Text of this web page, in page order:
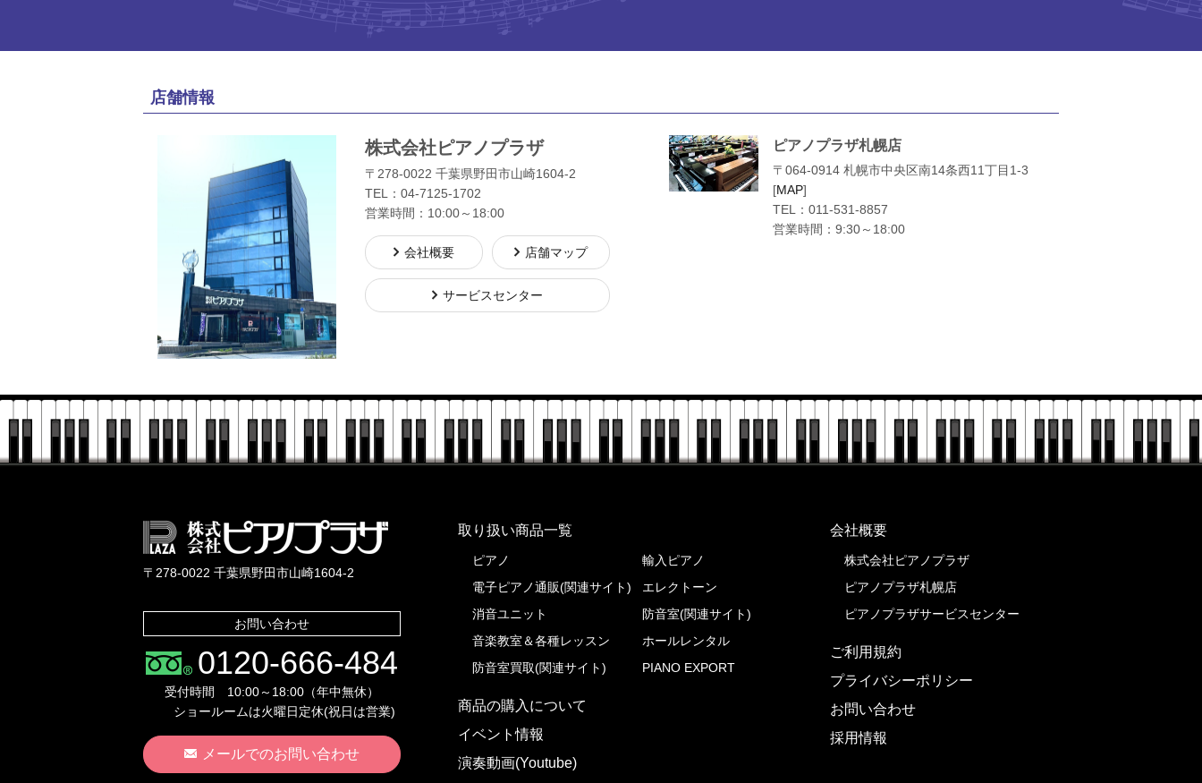
店舗情報
株式会社ピアノプラザ
〒278-0022 千葉県野田市山崎1604-2
TEL： 04-7125-1702
営業時間：10:00～18:00
会社概要 店舗マップ
サービスセンター
ピアノプラザ札幌店
〒064-0914 札幌市中央区南14条西11丁目1-3
[MAP]
TEL： 011-531-8857
営業時間：9:30～18:00
株式会社ピアノプラザ
〒278-0022 千葉県野田市山崎1604-2
お問い合わせ
0120-666-484
受付時間 10:00～18:00（年中無休）
ショールームは火曜日定休(祝日は営業)
メールでのお問い合わせ
取り扱い商品一覧
ピアノ
輸入ピアノ
電子ピアノ通販(関連サイト)
エレクトーン
消音ユニット
防音室(関連サイト)
音楽教室＆各種レッスン
ホールレンタル
防音室買取(関連サイト)
PIANO EXPORT
商品の購入について
イベント情報
演奏動画(Youtube)
会社概要
株式会社ピアノプラザ
ピアノプラザ札幌店
ピアノプラザサービスセンター
ご利用規約
プライバシーポリシー
お問い合わせ
採用情報